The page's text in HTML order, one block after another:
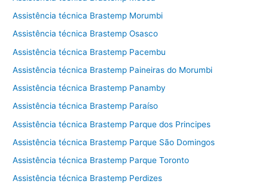
Assistência técnica Brastemp Morumbi
Assistência técnica Brastemp Osasco
Assistência técnica Brastemp Pacembu
Assistência técnica Brastemp Paineiras do Morumbi
Assistência técnica Brastemp Panamby
Assistência técnica Brastemp Paraíso
Assistência técnica Brastemp Parque dos Principes
Assistência técnica Brastemp Parque São Domingos
Assistência técnica Brastemp Parque Toronto
Assistência técnica Brastemp Perdizes